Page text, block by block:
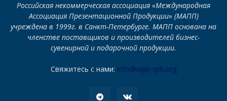
Российская некоммерческая ассоциация «Международная
Ассоциация Презентационной Продукции» (МАПП)
учреждена в 1999г. в Санкт-Петербурге. МАПП основана на
членстве поставщиков и производителей бизнес-
сувенирной и подарочной продукции.
Свяжитесь с нами: info@iapp-spb.org